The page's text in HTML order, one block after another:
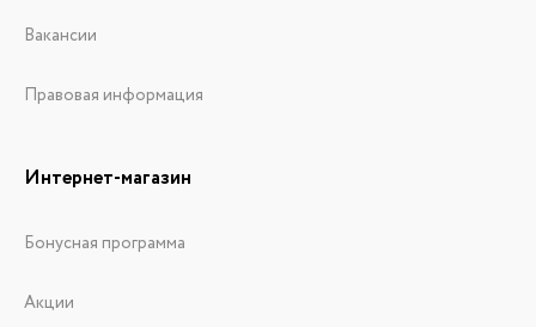
Вакансии
Правовая информация
Интернет-магазин
Бонусная программа
Акции